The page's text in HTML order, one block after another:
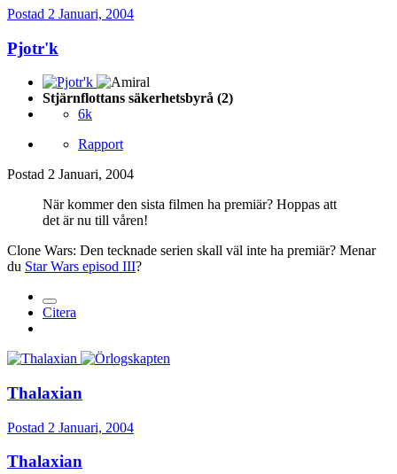
Postad 2 Januari, 2004
Pjotr'k
Stjärnflottans säkerhetsbyrå (2)
6k
Rapport
Postad 2 Januari, 2004
När kommer den sista filmen ha premiär? Hoppas att
det är nu till våren!
Clone Wars: Den tecknade serien skall väl inte ha premiär? Menar
du Star Wars episod III?
Citera
Thalaxian
Postad 2 Januari, 2004
Thalaxian